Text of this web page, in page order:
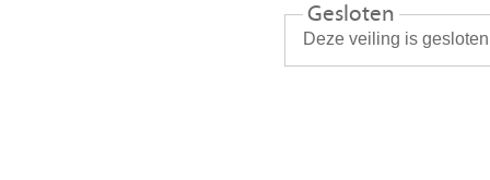
Gesloten
Deze veiling is